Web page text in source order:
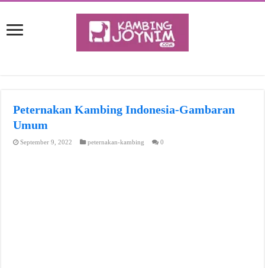
Peternakan Kambing Indonesia-Gambaran
Umum
September 9, 2022 peternakan-kambing 0